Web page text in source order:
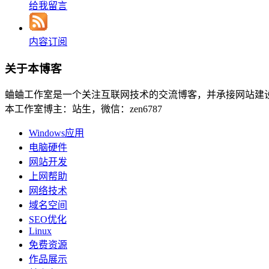
给我留言
内容订阅
关于本博客
蛐蛐工作室是一个关注互联网技术的交流博客，并承接网站建
本工作室博主：站生，微信：zen6787
Windows应用
电脑硬件
网站开发
上网帮助
网络技术
域名空间
SEO优化
Linux
免费资源
作品展示